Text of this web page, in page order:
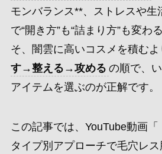
モンバランス**、ストレスや生
で“開き方”も“詰まり方”も変わ
そ、闇雲に高いコスメを積むよ
す→整える→攻める の順で、
アイテムを選ぶのが正解です。
この記事では、YouTube動画「
タイプ別アプローチで毛穴レ